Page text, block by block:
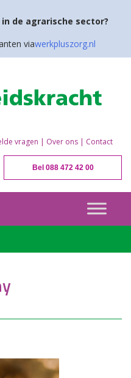
de agrarische sector?
viawerkpluszorg.nl
vragen | Over ons | Contact
Bel 088 472 42 00